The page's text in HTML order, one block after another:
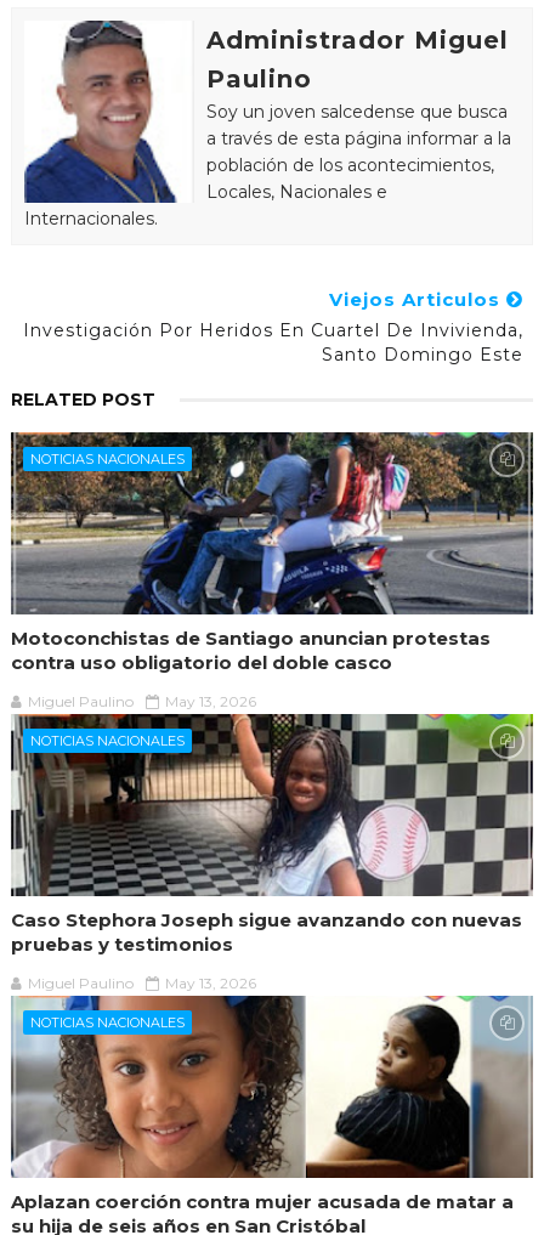
Administrador Miguel
Paulino
Soy un joven salcedense que busca
a través de esta página informar a la
población de los acontecimientos,
Locales, Nacionales e
Internacionales.
Viejos Articulos
Investigación Por Heridos En Cuartel De Invivienda,
Santo Domingo Este
RELATED POST
NOTICIAS NACIONALES
Motoconchistas de Santiago anuncian protestas
contra uso obligatorio del doble casco
Miguel Paulino May 13, 2026
NOTICIAS NACIONALES
Caso Stephora Joseph sigue avanzando con nuevas
pruebas y testimonios
Miguel Paulino May 13, 2026
NOTICIAS NACIONALES
Aplazan coerción contra mujer acusada de matar a
su hija de seis años en San Cristóbal